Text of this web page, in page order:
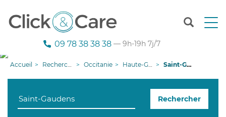
T
n
09 78 38 38 38 — 9h-19h 7j/7
Accueil Recherche aide à domicile Occitanie Haute-Garonne Saint-Gaudens
Rechercher